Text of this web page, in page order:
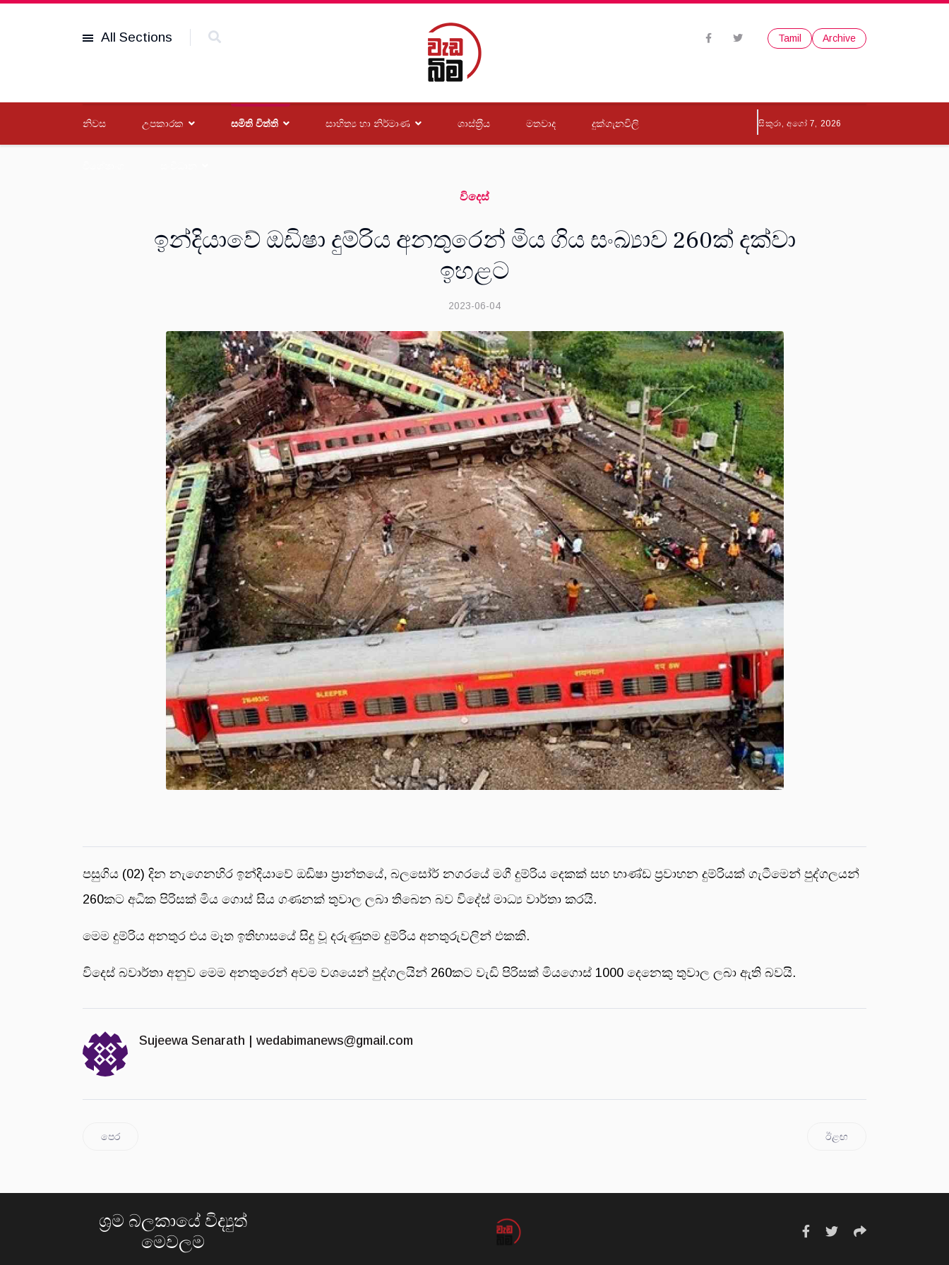
All Sections Tamil Archive
නිවස උපකාරක සමිති විත්ති සාහිත්‍ය හා නිර්මාණ ශාස්ත‍්‍රීය මතවාද දුක්ගැනවිලි සිකුරා, අගෝ 7, 2026
විදෙස්
ඉන්දියාවේ ඔඩිෂා දුම්රිය අනතුරෙන් මිය ගිය සංඛ්‍යාව 260ක් දක්වා
ඉහළට
2023-06-04
පසුගිය (02) දින නැගෙනහිර ඉන්දියාවේ ඔඩිෂා ප්‍රාන්තයේ, බලසෝර් නගරයේ මගී දුම්රිය දෙකක් සහ භාණ්ඩ ප්‍රවාහන දුම්රියක් ගැටීමෙන් පුද්ගලයන්
260කට අධික පිරිසක් මිය ගොස් සිය ගණනක් තුවාල ලබා තිබෙන බව විදේස් මාධ්‍ය වාර්තා කරයි.
මෙම දුම්රිය අනතුර එය මෑත ඉතිහාසයේ සිදු වූ දරුණුතම දුම්රිය අනතුරුවලින් එකකි.
විදෙස් බවාර්තා අනුව මෙම අනතුරෙන් අවම වශයෙන් පුද්ගලයින් 260කට වැඩි පිරිසක් මියගොස් 1000 දෙනෙකු තුවාල ලබා ඇති බවයි.
Sujeewa Senarath | wedabimanews@gmail.com
පෙර ඊළඟ
ශ්‍රම බලකායේ විද්‍යුත්
මෙවලම